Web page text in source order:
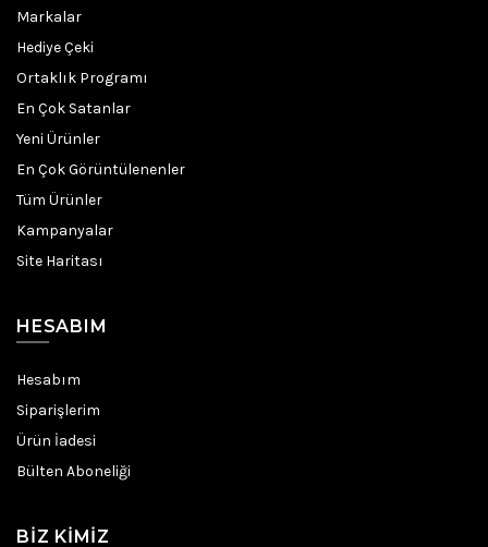
Markalar
Hediye Çeki
Ortaklık Programı
En Çok Satanlar
Yeni Ürünler
En Çok Görüntülenenler
Tüm Ürünler
Kampanyalar
Site Haritası
HESABIM
Hesabım
Siparişlerim
Ürün İadesi
Bülten Aboneliği
BIZ KIMIZ